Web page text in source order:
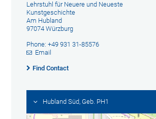
Lehrstuhl für Neuere und Neueste
Kunstgeschichte
Am Hubland
97074 Würzburg
Phone: +49 931 31-85576
Email
Find Contact
Hubland Süd, Geb. PH1